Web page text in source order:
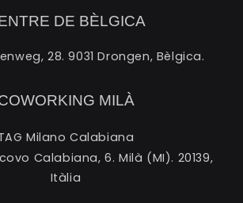
DE BÈLGICA
28. 9031 Drongen, Bèlgica.
MILÀ
Milano Calabiana
Calabiana, 6. Milà (MI). 20139,
Itàlia